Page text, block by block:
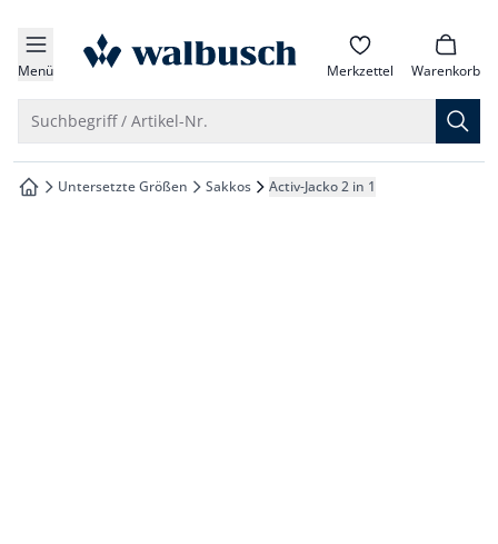
springen
springen
springen
springen
Menü zur Startseite Merkzettel Warenkorb
Suchbegriff / Artikel-Nr.
zur Startseite
Untersetzte Größen Sakkos Activ-Jacko 2 in 1